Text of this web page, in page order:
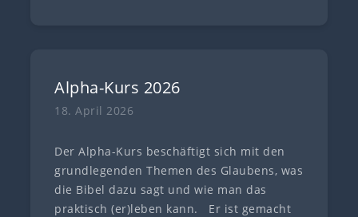
Alpha-Kurs 2026
18. April 2026
Der Alpha-Kurs beschäftigt sich mit den
grundlegenden Themen des Glaubens, was
die Bibel dazu sagt und wie man das
praktisch (er)leben kann. Er ist gemacht